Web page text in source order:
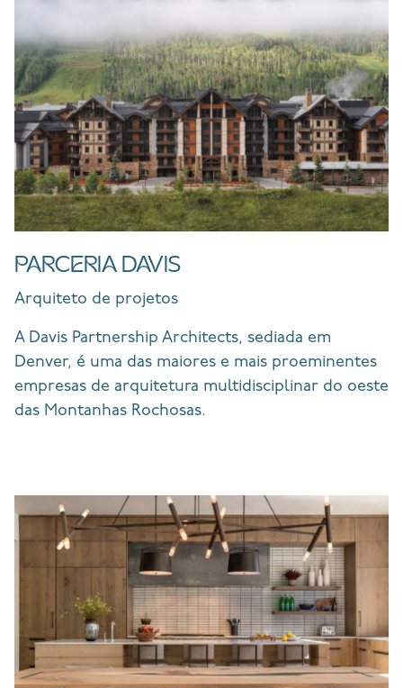
PARCERIA DAVIS
Arquiteto de projetos
A Davis Partnership Architects, sediada em
Denver, é uma das maiores e mais proeminentes
empresas de arquitetura multidisciplinar do oeste
das Montanhas Rochosas.